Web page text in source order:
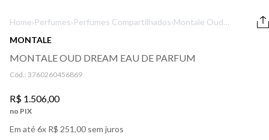
Home›Perfumes›Perfumes Compartilhados›Montale Oud
MONTALE
MONTALE OUD DREAM EAU DE PARFUM
Cód.: 3760260456869
R$ 1.506,00
no PIX
Em até6x R$ 251,00 sem juros